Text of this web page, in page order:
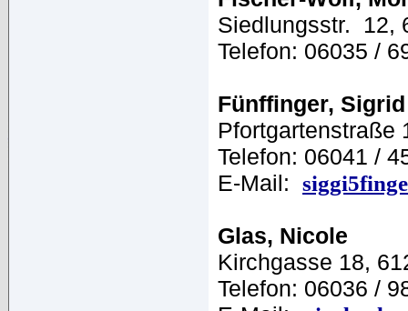
Siedlungsstr. 12,
Telefon: 06035 /
Fünffinger, Sigrid
Pfortgartenstraße
Telefon: 06041 /
E-Mail:
Glas, Nicole
Kirchgasse 18,
Telefon: 06036 /